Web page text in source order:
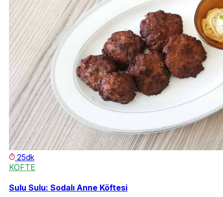
25dk
KÖFTE
Sulu Sulu: Sodalı Anne Köftesi